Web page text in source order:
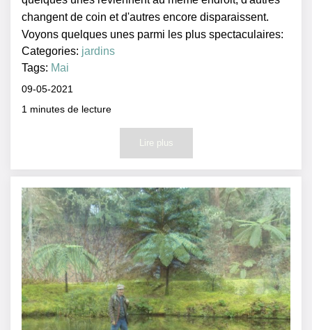
changent de coin et d'autres encore disparaissent.
Voyons quelques unes parmi les plus spectaculaires:
Categories: jardins
Tags: Mai
09-05-2021
1 minutes de lecture
Lire plus